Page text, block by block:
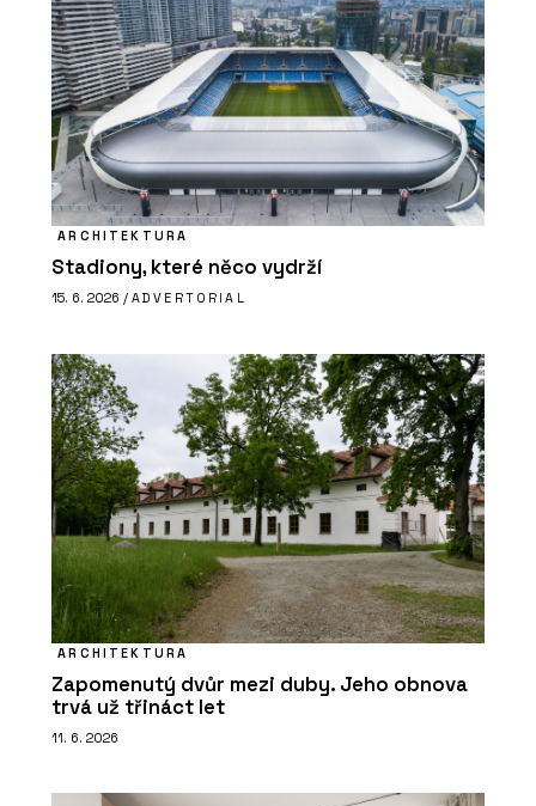
ARCHITEKTURA
Stadiony, které něco vydrží
15. 6. 2026 / ADVERTORIAL
ARCHITEKTURA
Zapomenutý dvůr mezi duby. Jeho obnova
trvá už třináct let
11. 6. 2026